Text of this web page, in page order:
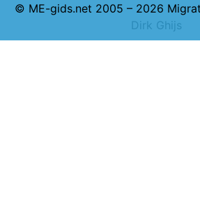
© ME-gids.net 2005 – 2026
Dirk Ghijs